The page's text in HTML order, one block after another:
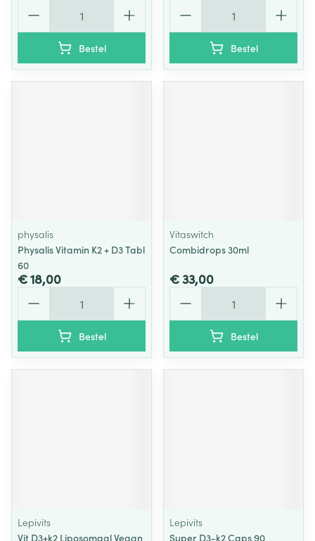
Bestel Bestel
physalis
Physalis Vitamin K2 + D3 Tabl
60
€ 18,00
Bestel
Vitaswitch
Combidrops 30ml
€ 33,00
Bestel
Lepivits
Vit D3+k2 Liposomaal Vegan
Lepivits
Super D3-k2 Caps 90